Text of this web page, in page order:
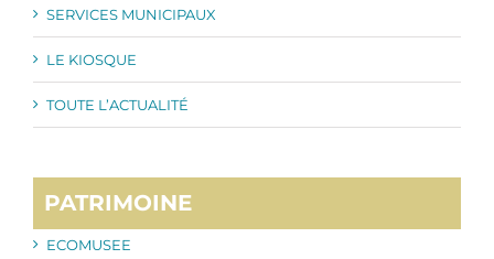
SERVICES MUNICIPAUX
LE KIOSQUE
TOUTE L’ACTUALITÉ
PATRIMOINE
ECOMUSEE